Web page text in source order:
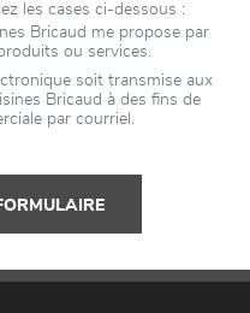
les cases ci-dessous :
Bricaud me propose par
ou services.
soit transmise aux
Bricaud à des fins de
par courriel.